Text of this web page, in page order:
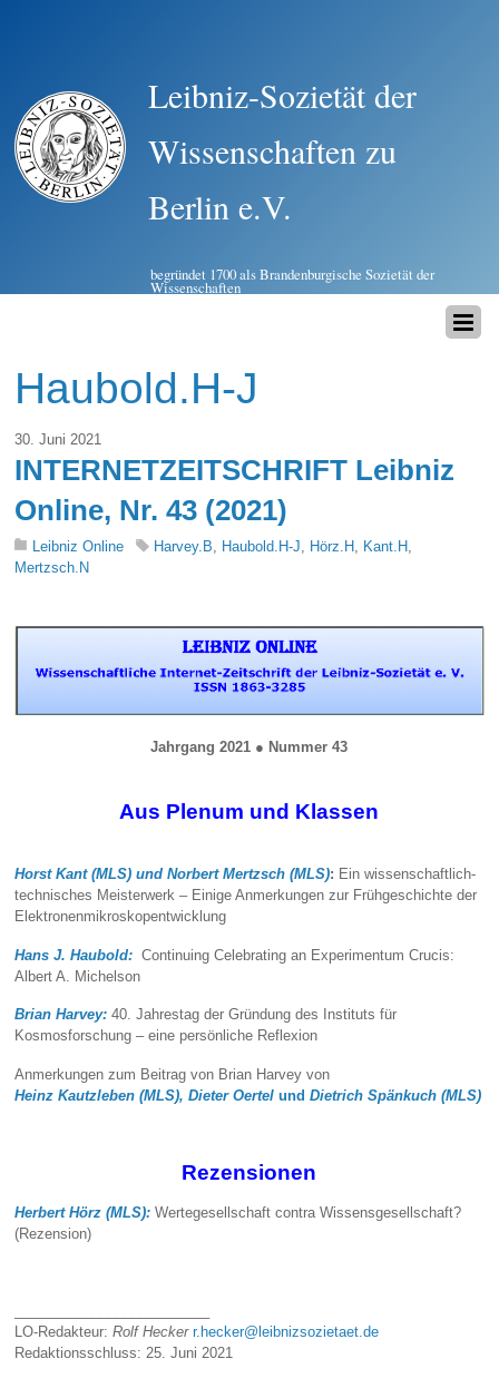
Leibniz-Sozietät der
Wissenschaften zu
Berlin e.V.
begründet 1700 als Brandenburgische Sozietät der
Wissenschaften
Haubold.H-J
30. Juni 2021
INTERNETZEITSCHRIFT Leibniz
Online, Nr. 43 (2021)
Leibniz Online Harvey.B, Haubold.H-J, Hörz.H , Kant.H ,
Mertzsch.N
Jahrgang 2021 ● Nummer 43
Aus Plenum und Klassen
Horst Kant (MLS) und Norbert Mertzsch (MLS): Ein wissenschaftlich-
technisches Meisterwerk – Einige Anmerkungen zur Frühgeschichte der
Elektronenmikroskopentwicklung
Hans J. Haubold:Continuing Celebrating an Experimentum Crucis:
Albert A. Michelson
Brian Harvey: 40. Jahrestag der Gründung des Instituts für
Kosmosforschung – eine persönliche Reflexion
Anmerkungen zum Beitrag von Brian Harvey von
Heinz Kautzleben (MLS), Dieter Oertelund Dietrich Spänkuch (MLS)
Rezensionen
Herbert Hörz (MLS): Wertegesellschaft contra Wissensgesellschaft?
(Rezension)
LO-Redakteur:Rolf Heckerr.hecker@leibnizsozietaet.de
Redaktionsschluss: 25. Juni 2021